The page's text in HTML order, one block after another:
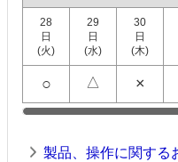
28
日
(火)
29
日
(水)
30
日
(木)
○ △ ×
製品、操作に関する